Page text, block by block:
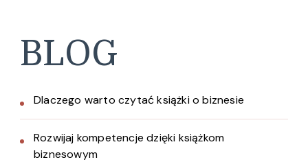
BLOG
Dlaczego warto czytać książki o biznesie
Rozwijaj kompetencje dzięki książkom
biznesowym